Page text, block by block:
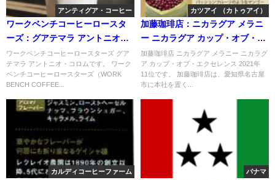
アンティグア・コーヒー
ワークベンチコーヒーロースタ
ーズ：グアテマラ アントニオ・
コロム
ワークベンチコーヒーロースターズ グア
テマラ アントニオ・コロムです。 ワーク
ベンチコーヒーロースターズ（WORK
BENCH COFFEE...
カツアイ （カトゥアイ）
加藤珈琲店：ニカラグア メラニ
ー ニカラグア カップ・オブ・エ
クセレンス 2021年 11位
加藤珈琲店 ニカラグア メラニー ニカラグ
ア カップ・オブ・エクセレンス 2021年
11位です。 加藤珈琲店は、愛知県名古屋
市に本社を置く...
カルディコーヒーファーム パナマ